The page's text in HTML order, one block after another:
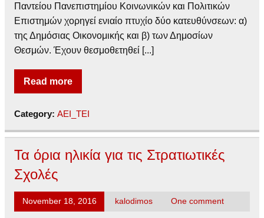
Παντείου Πανεπιστημίου Κοινωνικών και Πολιτικών
Επιστημών χορηγεί ενιαίο πτυχίο δύο κατευθύνσεων: α)
της Δημόσιας Οικονομικής και β) των Δημοσίων
Θεσμών. Έχουν θεσμοθετηθεί [...]
Read more
Category: ΑΕΙ_ΤΕΙ
Τα όρια ηλικία για τις Στρατιωτικές
Σχολές
November 18, 2016 kalodimos One comment